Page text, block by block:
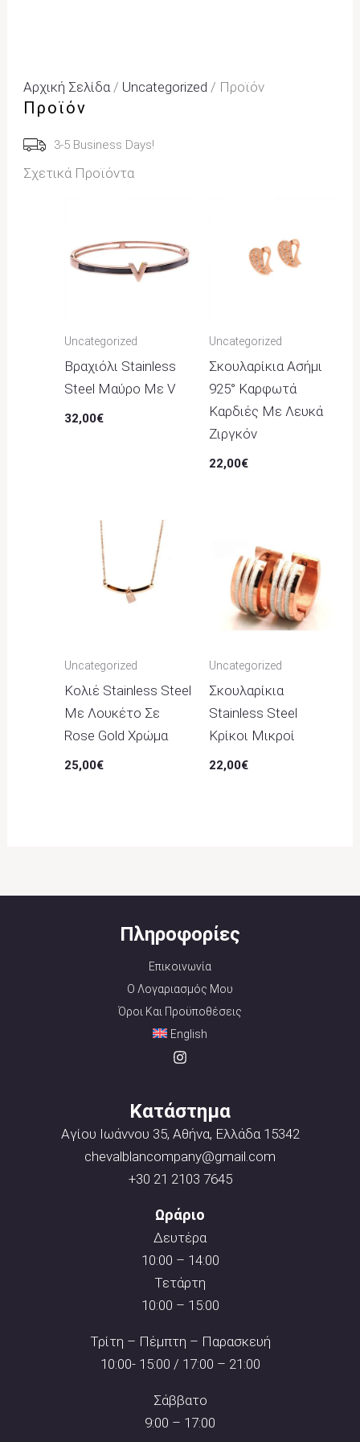
Αρχική Σελίδα / Uncategorized / Προϊόν
Προϊόν
3-5 Business Days!
Σχετικά Προϊόντα
Uncategorized
Βραχιόλι Stainless
Steel Μαύρο Με V
32,00€
Uncategorized
Σκουλαρίκια Ασήμι
925° Καρφωτά
Καρδιές Με Λευκά
Ζιργκόν
22,00€
Uncategorized
Κολιέ Stainless Steel
Με Λουκέτο Σε
Rose Gold Χρώμα
25,00€
Uncategorized
Σκουλαρίκια
Stainless Steel
Κρίκοι Μικροί
22,00€
Πληροφορίες
Επικοινωνία
Ο Λογαριασμός Μου
Όροι Και Προϋποθέσεις
English
Κατάστημα
Αγίου Ιωάννου 35, Αθήνα, Ελλάδα 15342
chevalblancompany@gmail.com
+30 21 2103 7645
Ωράριο
Δευτέρα
10:00 – 14:00
Τετάρτη
10:00 – 15:00
Τρίτη – Πέμπτη – Παρασκευή
10:00- 15:00 / 17:00 – 21:00
Σάββατο
9:00 – 17:00